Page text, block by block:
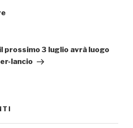
prossimo 3 luglio avrà luogo
lancio